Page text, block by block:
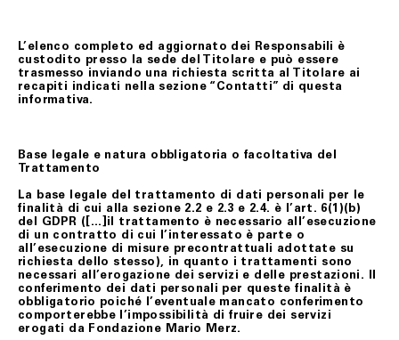
L’elenco completo ed aggiornato dei Responsabili è
custodito presso la sede del Titolare e può essere
trasmesso inviando una richiesta scritta al Titolare ai
recapiti indicati nella sezione “Contatti” di questa
informativa.
Base legale e natura obbligatoria o facoltativa del
Trattamento
La base legale del trattamento di dati personali per le
finalità di cui alla sezione 2.2 e 2.3 e 2.4. è l’art. 6(1)(b)
del GDPR ([…]il trattamento è necessario all’esecuzione
di un contratto di cui l’interessato è parte o
all’esecuzione di misure precontrattuali adottate su
richiesta dello stesso), in quanto i trattamenti sono
necessari all’erogazione dei servizi e delle prestazioni. Il
conferimento dei dati personali per queste finalità è
obbligatorio poiché l’eventuale mancato conferimento
comporterebbe l’impossibilità di fruire dei servizi
erogati da Fondazione Mario Merz.